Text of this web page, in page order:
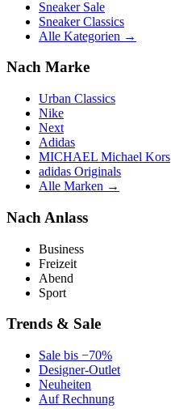
Sneaker Sale
Sneaker Classics
Alle Kategorien →
Nach Marke
Urban Classics
Nike
Next
Adidas
MICHAEL Michael Kors
adidas Originals
Alle Marken →
Nach Anlass
Business
Freizeit
Abend
Sport
Trends & Sale
Sale bis −70%
Designer-Outlet
Neuheiten
Auf Rechnung